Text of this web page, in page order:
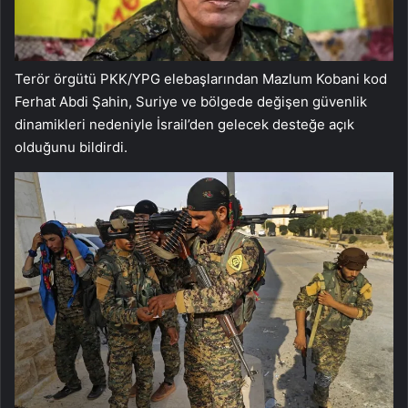
Terör örgütü PKK/YPG elebaşlarından Mazlum Kobani kod
Ferhat Abdi Şahin, Suriye ve bölgede değişen güvenlik
dinamikleri nedeniyle İsrail’den gelecek desteğe açık
olduğunu bildirdi.